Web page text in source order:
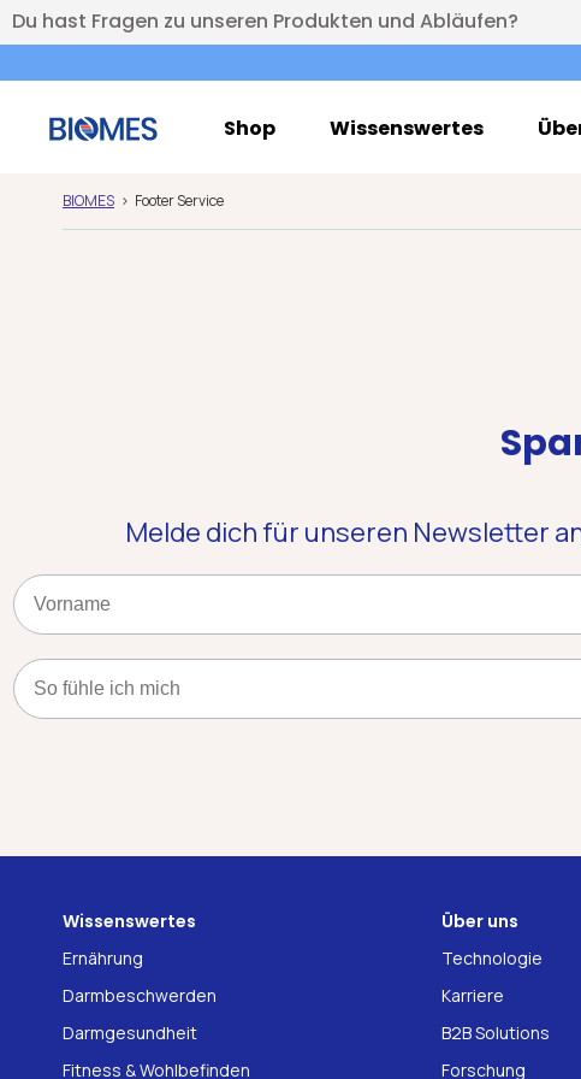
Du hast Fragen zu unseren Produkten und Abläufen?
Shop Wissenswertes
BIOMES Footer Service
Melde dich für unseren Newsletter
Name
Kategorie
Wissenswertes
Ernährung
Darmbeschwerden
Darmgesundheit
Fitness & Wohlbefinden
Über uns
Technologie
Karriere
B2B Solutions
Forschung